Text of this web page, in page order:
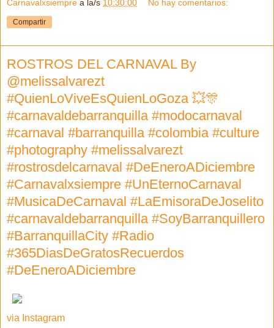
Carnavalxsiempre a la/s 10:30:00 No hay comentarios:
Compartir
ROSTROS DEL CARNAVAL By
@melissalvarezt
#QuienLoViveEsQuienLoGoza 💥🎊
#carnavaldebarranquilla #modocarnaval
#carnaval #barranquilla #colombia #culture
#photography #melissalvarezt
#rostrosdelcarnaval #DeEneroADiciembre
#Carnavalxsiempre #UnEternoCarnaval
#MusicaDeCarnaval #LaEmisoraDeJoselito
#carnavaldebarranquilla #SoyBarranquillero
#BarranquillaCity #Radio
#365DiasDeGratosRecuerdos
#DeEneroADiciembre
via Instagram